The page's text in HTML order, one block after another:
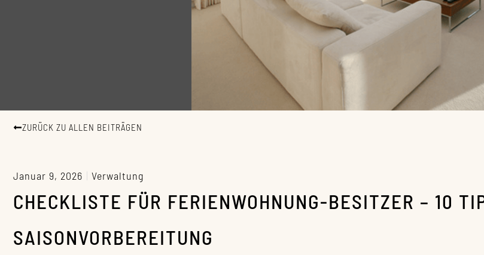
ZURÜCK ZU ALLEN BEITRÄGEN
Januar 9, 2026 Verwaltung
CHECKLISTE FÜR FERIENWOHNUNG-BESITZER – 10
SAISONVORBEREITUNG